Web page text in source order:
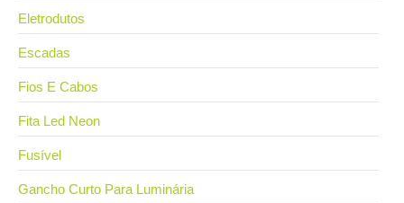
Eletrodutos
Escadas
Fios E Cabos
Fita Led Neon
Fusível
Gancho Curto Para Luminária